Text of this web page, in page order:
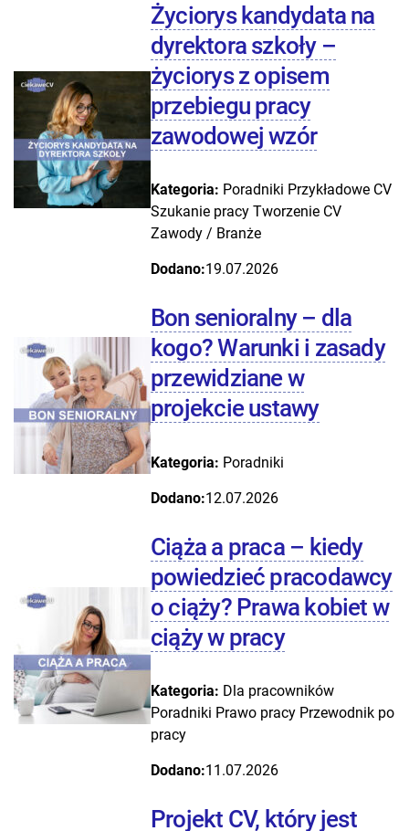
Życiorys kandydata na
dyrektora szkoły –
życiorys z opisem
przebiegu pracy
zawodowej wzór
Kategoria: Poradniki Przykładowe CV
Szukanie pracy Tworzenie CV
Zawody / Branże
Dodano:19.07.2026
Bon senioralny – dla
kogo? Warunki i zasady
przewidziane w
projekcie ustawy
Kategoria: Poradniki
Dodano:12.07.2026
Ciąża a praca – kiedy
powiedzieć pracodawcy
o ciąży? Prawa kobiet w
ciąży w pracy
Kategoria: Dla pracowników
Poradniki Prawo pracy Przewodnik po
pracy
Dodano:11.07.2026
Projekt CV, który jest